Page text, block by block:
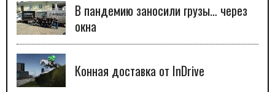
В пандемию заносили грузы… через
окна
Конная доставка от InDrive